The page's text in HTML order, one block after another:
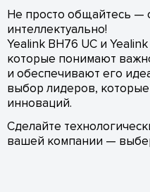
Не просто общайтесь —
интеллектуально!
Yealink BH76 UC и
которые понимают
и обеспечивают его
выбор лидеров,
инноваций.
Сделайте
вашей компании —